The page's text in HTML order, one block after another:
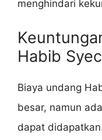
menghindari
Habib
Biaya undang
besar, namun
dapat